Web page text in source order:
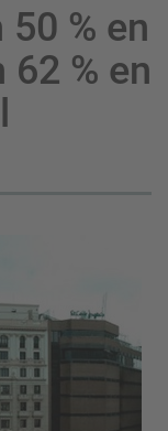
% en
% en